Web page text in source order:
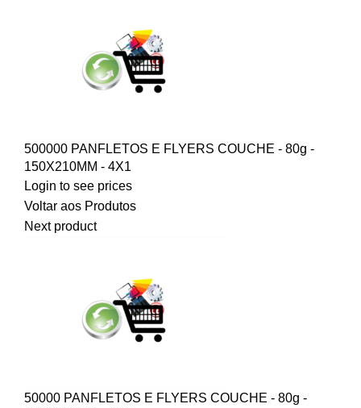
500000 PANFLETOS E FLYERS COUCHE - 80g -
150X210MM - 4X1
Login to see prices
Voltar aos Produtos
Next product
50000 PANFLETOS E FLYERS COUCHE - 80g -